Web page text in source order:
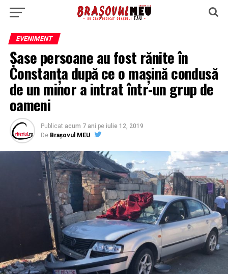
EVENIMENT
Şase persoane au fost rănite în
Constanţa după ce o maşină condusă
de un minor a intrat într-un grup de
oameni
Publicat acum 7 ani pe iulie 12, 2019
De Brașovul MEU